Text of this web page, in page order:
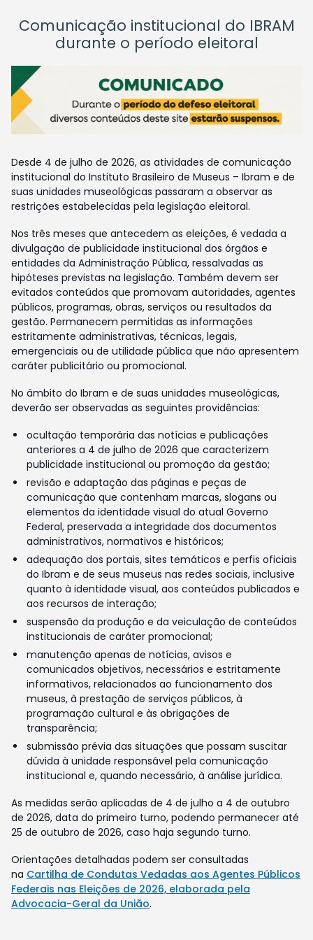
Comunicação institucional do IBRAM
durante o período eleitoral
Desde 4 de julho de 2026, as atividades de comunicação
institucional do Instituto Brasileiro de Museus – Ibram e de
suas unidades museológicas passaram a observar as
restrições estabelecidas pela legislação eleitoral.
Nos três meses que antecedem as eleições, é vedada a
divulgação de publicidade institucional dos órgãos e
entidades da Administração Pública, ressalvadas as
hipóteses previstas na legislação. Também devem ser
evitados conteúdos que promovam autoridades, agentes
públicos, programas, obras, serviços ou resultados da
gestão. Permanecem permitidas as informações
estritamente administrativas, técnicas, legais,
emergenciais ou de utilidade pública que não apresentem
caráter publicitário ou promocional.
No âmbito do Ibram e de suas unidades museológicas,
deverão ser observadas as seguintes providências:
ocultação temporária das notícias e publicações
anteriores a 4 de julho de 2026 que caracterizem
publicidade institucional ou promoção da gestão;
revisão e adaptação das páginas e peças de
comunicação que contenham marcas, slogans ou
elementos da identidade visual do atual Governo
Federal, preservada a integridade dos documentos
administrativos, normativos e históricos;
adequação dos portais, sites temáticos e perfis oficiais
do Ibram e de seus museus nas redes sociais, inclusive
quanto à identidade visual, aos conteúdos publicados e
aos recursos de interação;
suspensão da produção e da veiculação de conteúdos
institucionais de caráter promocional;
manutenção apenas de notícias, avisos e
comunicados objetivos, necessários e estritamente
informativos, relacionados ao funcionamento dos
museus, à prestação de serviços públicos, à
programação cultural e às obrigações de
transparência;
submissão prévia das situações que possam suscitar
dúvida à unidade responsável pela comunicação
institucional e, quando necessário, à análise jurídica.
As medidas serão aplicadas de 4 de julho a 4 de outubro
de 2026, data do primeiro turno, podendo permanecer até
25 de outubro de 2026, caso haja segundo turno.
Orientações detalhadas podem ser consultadas
na Cartilha de Condutas Vedadas aos Agentes Públicos
Federais nas Eleições de 2026, elaborada pela
Advocacia-Geral da União.